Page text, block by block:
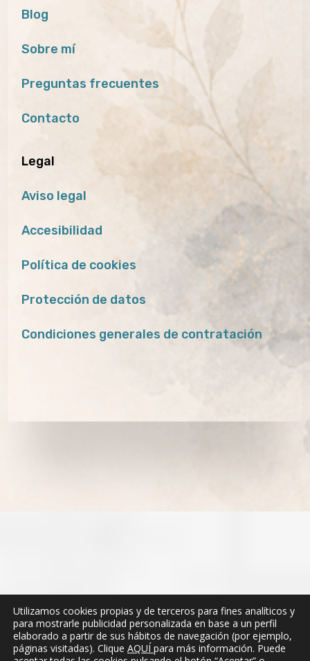
Blog
Sobre mí
Preguntas frecuentes
Contacto
Legal
Aviso legal
Accesibilidad
Política de cookies
Protección de datos
Condiciones generales de contratación
Utilizamos cookies propias y de terceros para fines analíticos y
para mostrarle publicidad personalizada en base a un perfil
elaborado a partir de sus hábitos de navegación (por ejemplo,
páginas visitadas). Clique AQUÍ para más información. Puede